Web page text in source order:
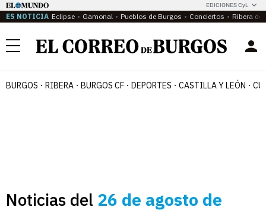
EDICIONES CyL
ES NOTICIA Eclipse Gamonal Pueblos de Burgos Conciertos Ribera del
Menú
BURGOS RIBERA BURGOS CF DEPORTES CASTILLA Y LEÓN
Noticias del 26 de agosto de